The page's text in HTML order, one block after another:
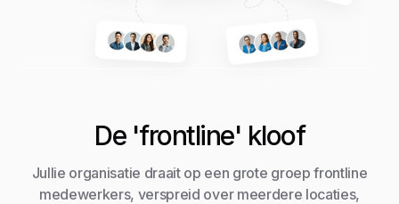
De 'frontline' kloof
Jullie organisatie draait op een grote groep frontline
medewerkers, verspreid over meerdere locaties,